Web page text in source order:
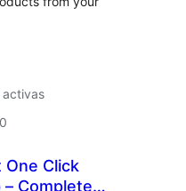
activas
One Click
– Complete